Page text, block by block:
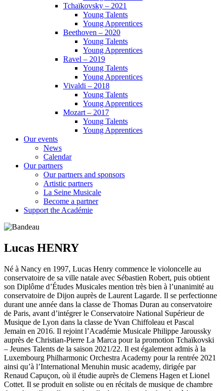
Tchaïkovsky – 2021
Young Talents
Young Apprentices
Beethoven – 2020
Young Talents
Young Apprentices
Ravel – 2019
Young Talents
Young Apprentices
Vivaldi – 2018
Young Talents
Young Apprentices
Mozart – 2017
Young Talents
Young Apprentices
Our events
News
Calendar
Our partners
Our partners and sponsors
Artistic partners
La Seine Musicale
Become a partner
Support the Académie
Lucas HENRY
Né à Nancy en 1997, Lucas Henry commence le violoncelle au
conservatoire de sa ville natale avec Sébastien Robert, puis obtient
son Diplôme d’Études Musicales mention très bien à l’unanimité au
conservatoire de Dijon auprès de Laurent Lagarde. Il se perfectionne
durant une année dans la classe de Thomas Duran au conservatoire
de Paris, avant d’intégrer le Conservatoire National Supérieur de
Musique de Lyon dans la classe de Yvan Chiffoleau et Pascal
Jemain en 2016. Il rejoint l’Académie Musicale Philippe Jaroussky
auprès de Christian-Pierre La Marca pour la promotion Tchaïkovski
– Jeunes Talents de la saison 2021/22. Il est également admis à la
Luxembourg Philharmonic Orchestra Academy pour la rentrée 2021
ainsi qu’à l’International Menuhin music academy, dirigée par
Renaud Capuçon, où il étudie auprès de Clemens Hagen et Lionel
Cottet. Il se produit en soliste ou en récitals de musique de chambre